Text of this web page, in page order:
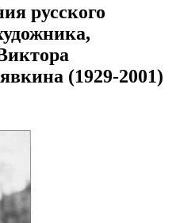
русского
(1929-2001)